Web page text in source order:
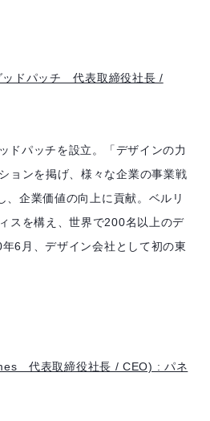
ッドパッチ 代表取締役社長 /
ドパッチを設立。「デザインの力
ョンを掲げ、様々な企業の事業戦
、企業価値の向上に貢献。ベルリ
スを構え、世界で200名以上のデ
6月、デザイン会社として初の東
代表取締役社長 / CEO) : パネ